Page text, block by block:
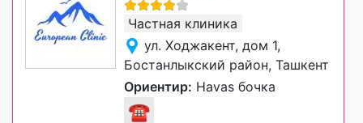
Частная клиника
ул. Ходжакент, дом 1,
Бостанлыкский район, Ташкент
Ориентир: Havas бочка
☎